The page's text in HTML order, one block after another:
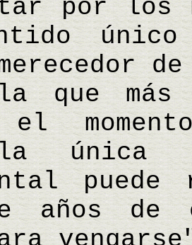
por los
que
el
única
años de